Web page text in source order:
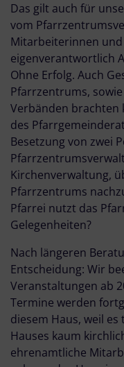
Das gilt auch für
vom
Mitarbeiterinnen
eigenverantwortlich
Ohne Erfolg. Auch
Pfarrzentrums,
Verbänden brachten
des
Besetzung von zwei
Kirchenverwaltung,
Pfarrzentrums
Pfarrei nutzt das
Gelegenheiten?
Nach längeren
Entscheidung: Wir
Veranstaltungen ab
Termine werden
diesem Haus, weil
Hauses kaum
ehrenamtliche